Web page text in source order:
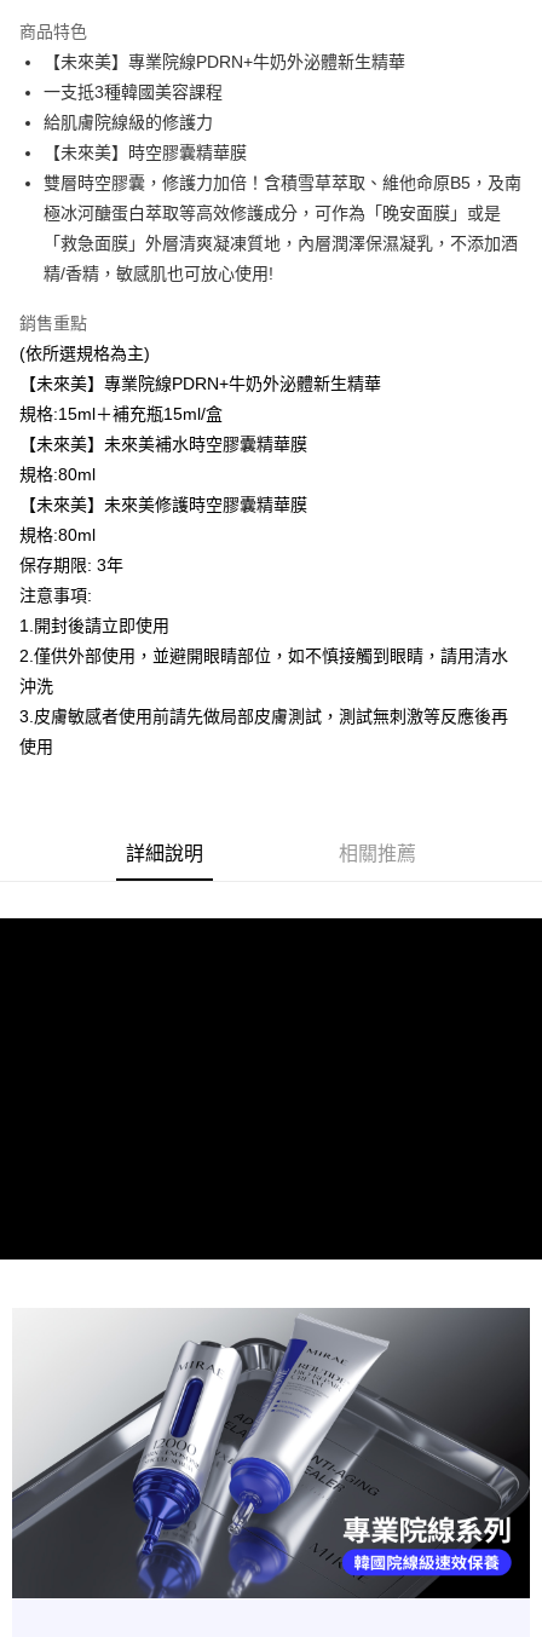
【「AFTEE先享後付」結帳流程】
１．於結帳方式選擇「AFTEE先享後付」後，將跳轉至「AFTEE先享後付」
結帳頁面，進行簡訊認證並確認金額後，即可完成結帳。
２．訂單成立數日內，您將收到繳費通知簡訊。
３．收到繳費通知簡訊後14天內，點擊此簡訊中的連結，可透過四大超商／
ATM／網路銀行／等多元方式進行付款，方視為交易完成。
※ 請注意：結帳手續完成當下不需立刻繳費，但若您需要取消訂單，請聯絡
購買商品的店家。未經商家同意取消之訂單仍視為有效，需透過AFTEE先享
後付繳納相關費用。
※ 交易是否成功請以「AFTEE先享後付 」之結帳頁面顯示為準，若有關於
是否繳費成功／繳費後需取消欲退款等相關疑問，請聯繫「AFTEE先享後付
１．透過由恩沛科技股份有限公司提供之「AFTEE先享後付」服務完成之交
易，需依本服務之必要範圍內提供個人資料，並將交易相關給付款項請求債
權轉讓予恩沛科技股份有限公司。
２．關於個人資料處理事宜，請瀏覽以下網址：
https://aftee.tw/terms/#terms3
３．未成年的使用者請事先徵得法定代理人或監護人之同意方可使用
「AFTEE先享後付」，若未經同意申辦者引起之損失，本公司不負相關責
任。
４．使用「AFTEE先享後付」時，將依據個別帳號之用戶狀況，依本公司即
請求用戶進行身份認證。
５．嚴禁一人註冊多個帳號或使用他人資訊註冊。若發現惡意使用之情形，
恩沛科技股份有限公司將有權停止該用戶之使用額度並採取法律行動。
付款後全家取貨
每筆NT$100，滿NT$600(含以上)免運費
每筆NT$100，滿NT$600(含以上)免運費
付款後萊爾富取貨
每筆NT$100，滿NT$600(含以上)免運費
每筆NT$100，滿NT$600(含以上)免運費
付款後7-11取貨
每筆NT$100，滿NT$600(含以上)免運費
宅配
每筆NT$100，滿NT$600(含以上)免運費
宅配(離島)
每筆NT$150，滿NT$1,500(含以上)免運費
海外配送
海外配送(馬來西亞_only西0804) 查看運費
海外配送(港澳)
商品特色
【未來美】專業院線PDRN+牛奶外泌體新生精華
一支抵3種韓國美容課程
給肌膚院線級的修護力
【未來美】時空膠囊精華膜
雙層時空膠囊，修護力加倍！含積雪草萃取、維他命原B5，及南
極冰河醣蛋白萃取等高效修護成分，可作為「晚安面膜」或是
「救急面膜」外層清爽凝凍質地，內層潤澤保濕凝乳，不添加酒
精/香精，敏感肌也可放心使用!
銷售重點
(依所選規格為主)
【未來美】專業院線PDRN+牛奶外泌體新生精華
規格:15ml＋補充瓶15ml/盒
【未來美】未來美補水時空膠囊精華膜
規格:80ml
【未來美】未來美修護時空膠囊精華膜
規格:80ml
保存期限: 3年
注意事項:
1.開封後請立即使用
2.僅供外部使用，並避開眼睛部位，如不慎接觸到眼睛，請用清水
沖洗
3.皮膚敏感者使用前請先做局部皮膚測試，測試無刺激等反應後再
使用
詳細說明 相關推薦